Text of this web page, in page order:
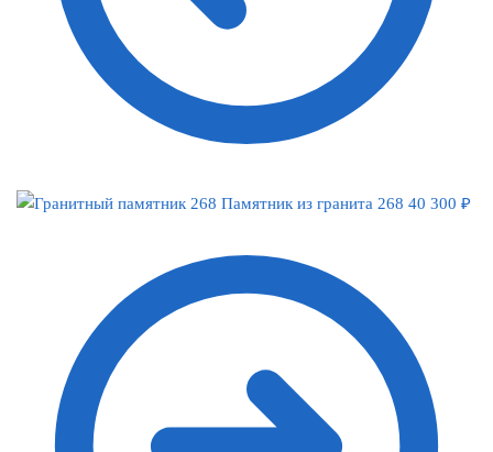
Памятник из гранита 268 40 300 ₽